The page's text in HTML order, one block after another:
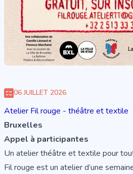
06 JUILLET 2026
Atelier Fil rouge - théâtre et textile
Bruxelles
Appel à participantes
Un atelier théâtre et textile pour
Fil rouge est un atelier d’une